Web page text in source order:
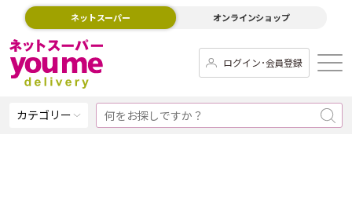
ネットスーパー オンラインショップ
ログイン･会員登録
カテゴリー